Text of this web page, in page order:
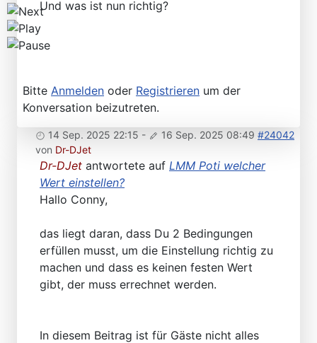
Und was ist nun richtig?
Bitte Anmelden oder Registrieren um der
Konversation beizutreten.
14 Sep. 2025 22:15 - 16 Sep. 2025 08:49 #24042
von Dr-DJet
Dr-DJet antwortete auf LMM Poti welcher
Wert einstellen?
Hallo Conny,
das liegt daran, dass Du 2 Bedingungen
erfüllen musst, um die Einstellung richtig zu
machen und dass es keinen festen Wert
gibt, der muss errechnet werden.
In diesem Beitrag ist für Gäste nicht alles